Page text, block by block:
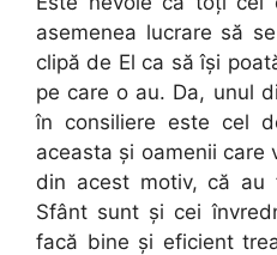
asemenea lucrare să
clipă de El ca să îşi
pe care o au. Da, unul
în consiliere este cel
aceasta şi oamenii care
din acest motiv, că au
Sfânt sunt şi cei
facă bine şi eficient